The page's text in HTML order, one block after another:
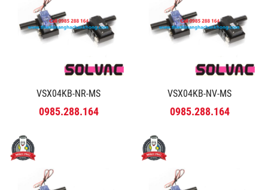
VSX04KB-NR-MS
0985.288.164
VSX04KB-NV-MS
0985.288.164